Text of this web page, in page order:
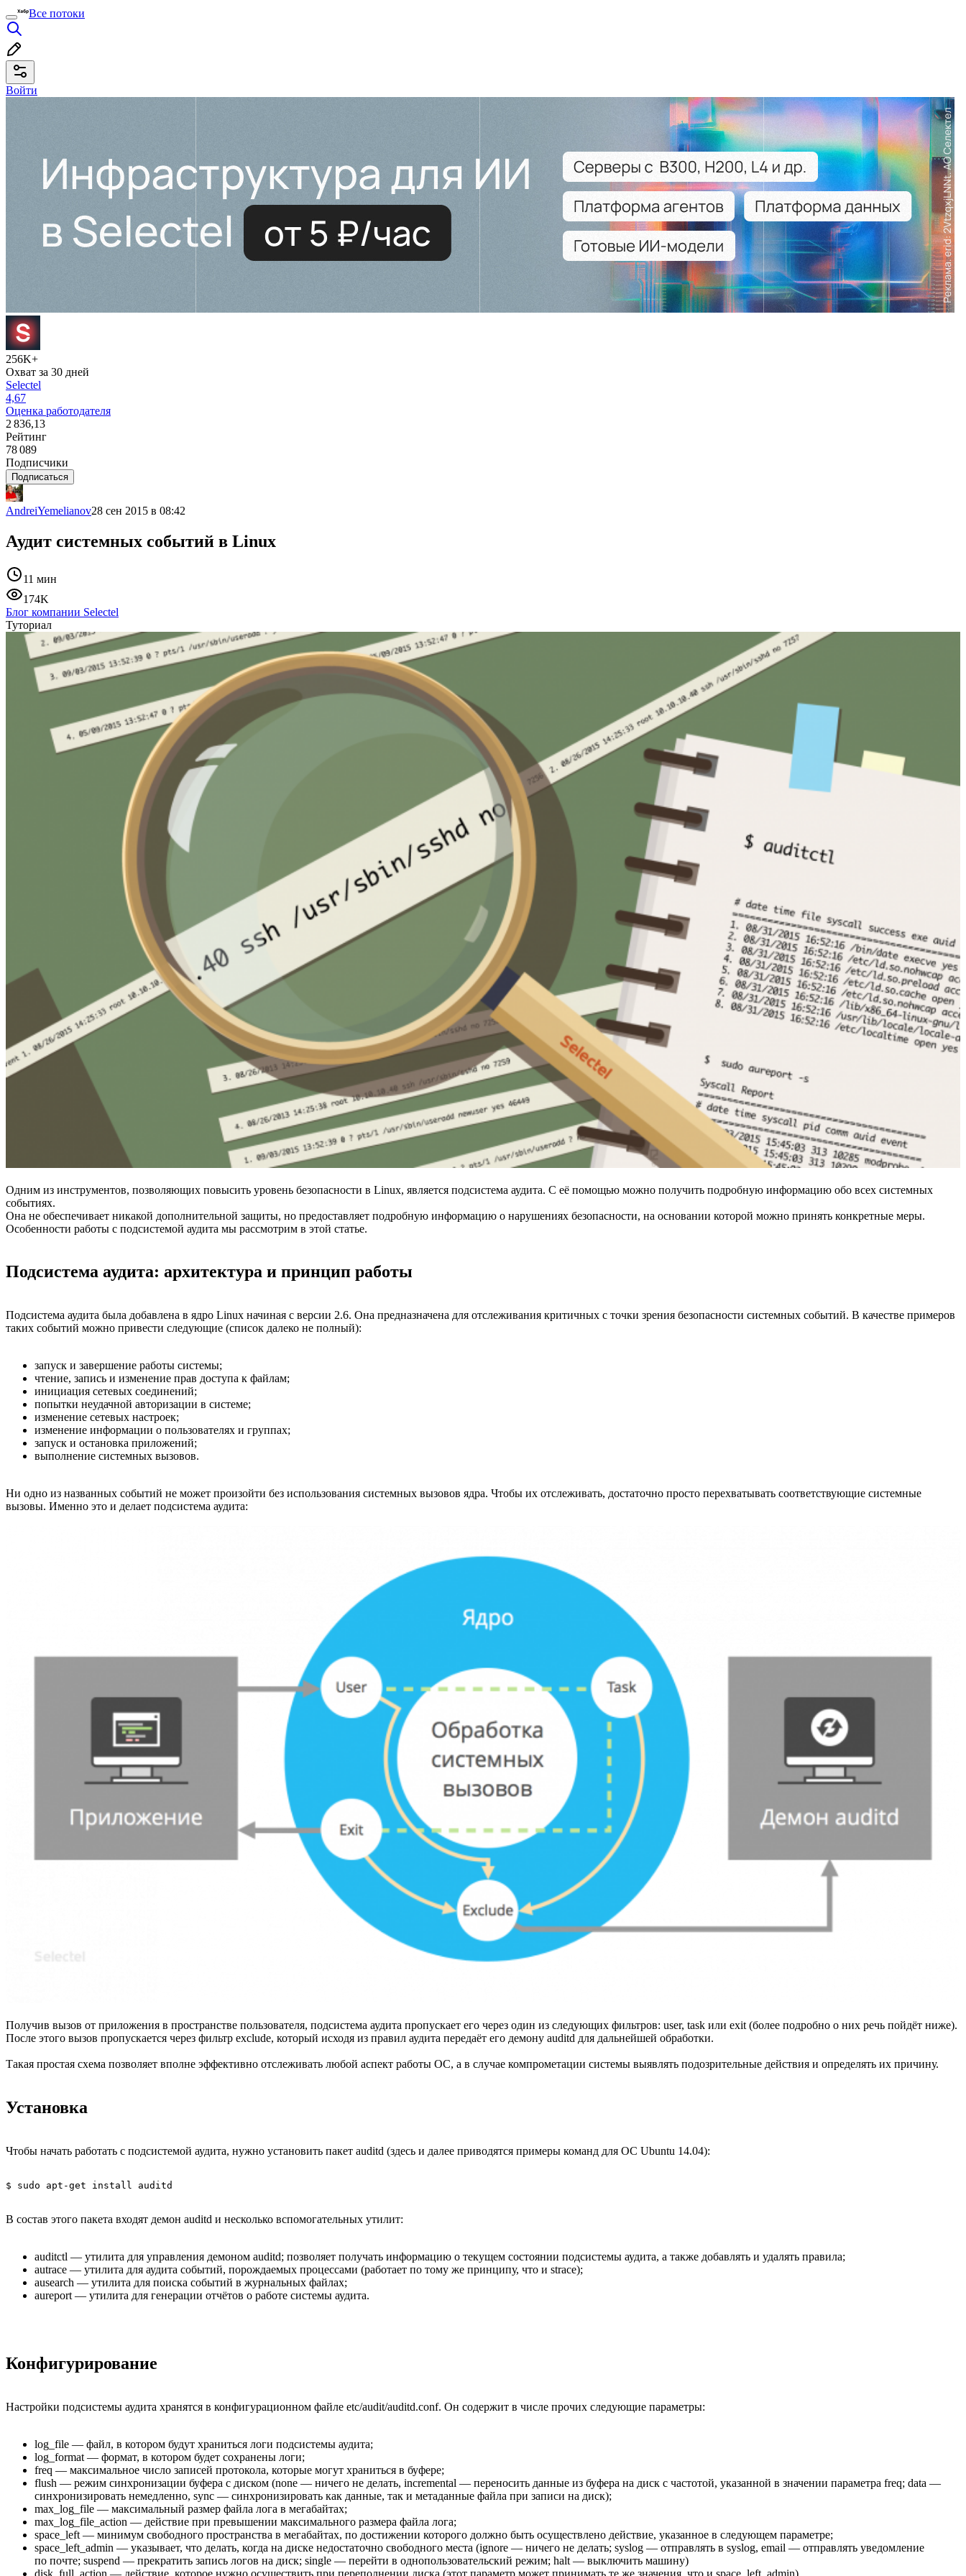
Все потоки
Войти
256K+
Охват за 30 дней
Selectel
4,67
Оценка работодателя
2 836,13
Рейтинг
78 089
Подписчики
Подписаться
AndreiYemelianov28 сен 2015 в 08:42
Аудит системных событий в Linux
11 мин
174K
Блог компании Selectel
Туториал
Одним из инструментов, позволяющих повысить уровень безопасности в Linux, является подсистема аудита. C её помощью можно получить подробную информацию обо всех системных
событиях.
Она не обеспечивает никакой дополнительной защиты, но предоставляет подробную информацию о нарушениях безопасности, на основании которой можно принять конкретные меры.
Особенности работы с подсистемой аудита мы рассмотрим в этой статье.
Подсистема аудита: архитектура и принцип работы
Подсистема аудита была добавлена в ядро Linux начиная с версии 2.6. Она предназначена для отслеживания критичных с точки зрения безопасности системных событий. В качестве примеров
таких событий можно привести следующие (список далеко не полный):
запуск и завершение работы системы;
чтение, запись и изменение прав доступа к файлам;
инициация сетевых соединений;
попытки неудачной авторизации в системе;
изменение сетевых настроек;
изменение информации о пользователях и группах;
запуск и остановка приложений;
выполнение системных вызовов.
Ни одно из названных событий не может произойти без использования системных вызовов ядра. Чтобы их отслеживать, достаточно просто перехватывать соответствующие системные
вызовы. Именно это и делает подсистема аудита:
Получив вызов от приложения в пространстве пользователя, подсистема аудита пропускает его через один из следующих фильтров: user, task или exit (более подробно о них речь пойдёт ниже).
После этого вызов пропускается через фильтр exclude, который исходя из правил аудита передаёт его демону auditd для дальнейшей обработки.
Такая простая схема позволяет вполне эффективно отслеживать любой аспект работы ОС, а в случае компрометации системы выявлять подозрительные действия и определять их причину.
Установка
Чтобы начать работать с подсистемой аудита, нужно установить пакет auditd (здесь и далее приводятся примеры команд для OC Ubuntu 14.04):
В cостав этого пакета входят демон auditd и несколько вспомогательных утилит:
auditctl — утилита для управления демоном auditd; позволяет получать информацию о текущем состоянии подсистемы аудита, а также добавлять и удалять правила;
autrace — утилита для аудита событий, порождаемых процессами (работает по тому же принципу, что и strace);
ausearch — утилита для поиска событий в журнальных файлах;
aureport — утилита для генерации отчётов о работе системы аудита.
Конфигурирование
Настройки подсистемы аудита хранятся в конфигурационном файле etc/audit/auditd.conf. Он содержит в числе прочих следующие параметры:
log_file — файл, в котором будут храниться логи подсистемы аудита;
log_format — формат, в котором будет сохранены логи;
freq — максимальное число записей протокола, которые могут храниться в буфере;
flush — режим синхронизации буфера с диском (none — ничего не делать, incremental — переносить данные из буфера на диск с частотой, указанной в значении параметра freq; data —
синхронизировать немедленно, sync — синхронизировать как данные, так и метаданные файла при записи на диск);
max_log_file — максимальный размер файла лога в мегабайтах;
max_log_file_action — действие при превышении максимального размера файла лога;
space_left — минимум свободного пространства в мегабайтах, по достижении которого должно быть осуществлено действие, указанное в следующем параметре;
space_left_admin — указывает, что делать, когда на диске недостаточно свободного места (ignore — ничего не делать; syslog — отправлять в syslog, email — отправлять уведомление
по почте; suspend — прекратить запись логов на диск; single — перейти в однопользовательский режим; halt — выключить машину)
disk_full_action — действие, которое нужно осуществить при переполнении диска (этот параметр может принимать те же значения, что и space_left_admin).